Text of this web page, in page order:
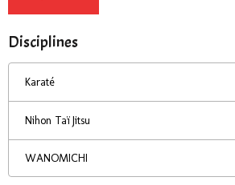
Disciplines
Karaté
Nihon Taï Jitsu
WANOMICHI